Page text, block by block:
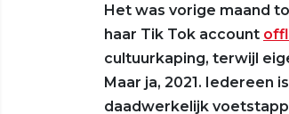
Het was vorige maand
haar Tik Tok account
cultuurkaping, terwijl
Maar ja, 2021. Iedereen
daadwerkelijk